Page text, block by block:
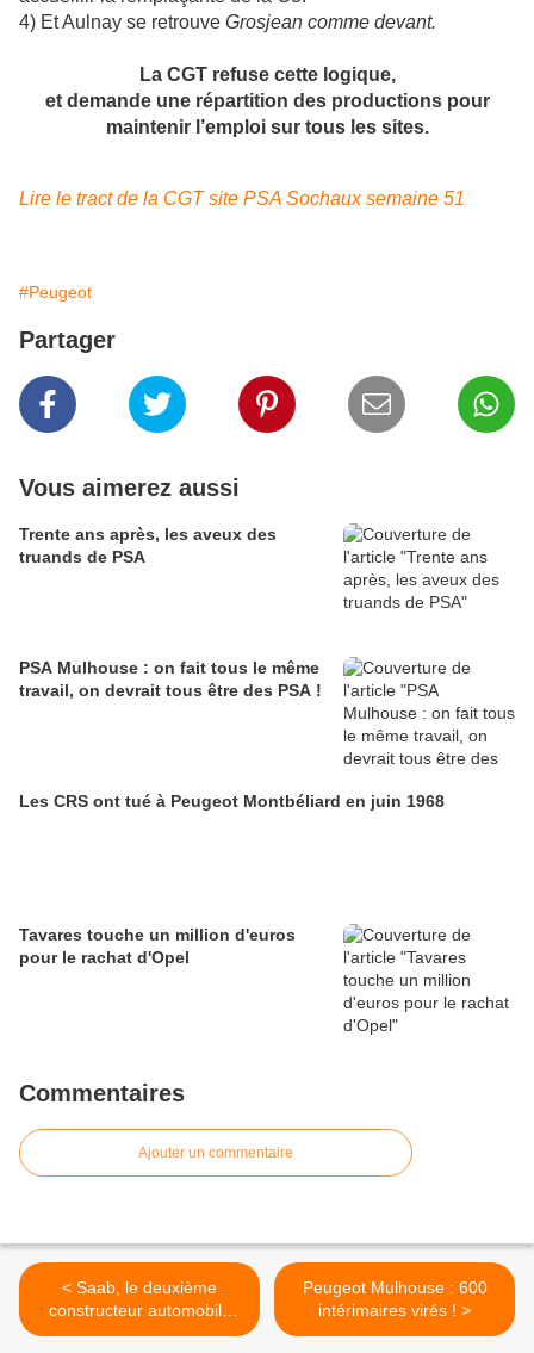
4) Et Aulnay se retrouve Grosjean comme devant.
La CGT refuse cette logique,
et demande une répartition des productions pour
maintenir l’emploi sur tous les sites.
Lire le tract de la CGT site PSA Sochaux semaine 51
#Peugeot
Partager
Vous aimerez aussi
Trente ans après, les aveux des
truands de PSA
PSA Mulhouse : on fait tous le même
travail, on devrait tous être des PSA !
Les CRS ont tué à Peugeot Montbéliard en juin 1968
Tavares touche un million d'euros
pour le rachat d'Opel
Commentaires
Ajouter un commentaire
< Saab, le deuxième
constructeur automobile
suédois, en faillite
Peugeot Mulhouse : 600
intérimaires virés ! >